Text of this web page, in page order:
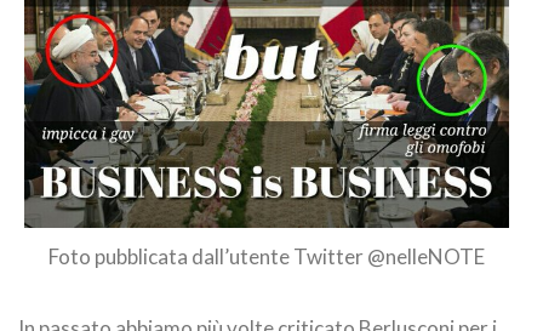
Foto pubblicata dall’utente Twitter @nelleNOTE